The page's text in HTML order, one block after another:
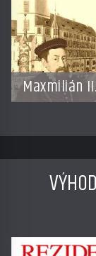
Maxmilián